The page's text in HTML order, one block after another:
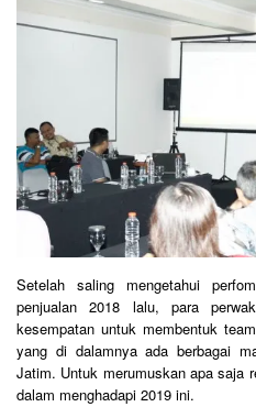
Setelah saling mengetahui
penjualan 2018 lalu, para
kesempatan untuk membentuk
yang di dalamnya ada berbagai
Jatim. Untuk merumuskan apa saja
dalam menghadapi 2019 ini.